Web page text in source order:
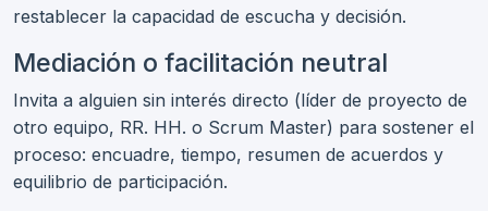
restablecer la capacidad de escucha y decisión.
Mediación o facilitación neutral
Invita a alguien sin interés directo (líder de proyecto de
otro equipo, RR. HH. o Scrum Master) para sostener el
proceso: encuadre, tiempo, resumen de acuerdos y
equilibrio de participación.